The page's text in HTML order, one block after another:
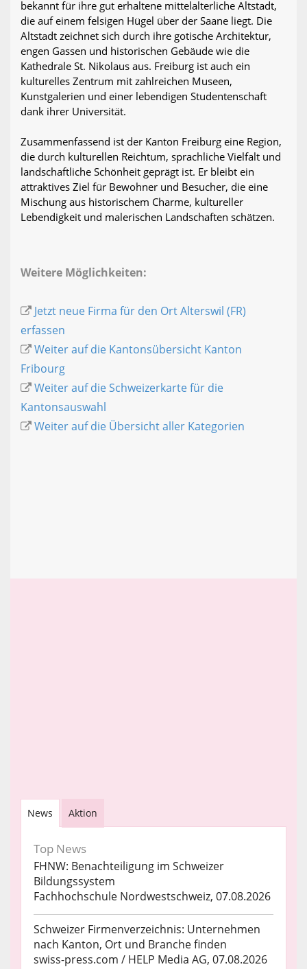
bekannt für ihre gut erhaltene mittelalterliche Altstadt,
die auf einem felsigen Hügel über der Saane liegt. Die
Altstadt zeichnet sich durch ihre gotische Architektur,
engen Gassen und historischen Gebäude wie die
Kathedrale St. Nikolaus aus. Freiburg ist auch ein
kulturelles Zentrum mit zahlreichen Museen,
Kunstgalerien und einer lebendigen Studentenschaft
dank ihrer Universität.
Zusammenfassend ist der Kanton Freiburg eine Region,
die durch kulturellen Reichtum, sprachliche Vielfalt und
landschaftliche Schönheit geprägt ist. Er bleibt ein
attraktives Ziel für Bewohner und Besucher, die eine
Mischung aus historischem Charme, kultureller
Lebendigkeit und malerischen Landschaften schätzen.
Weitere Möglichkeiten:
Jetzt neue Firma für den Ort Alterswil (FR)
erfassen
Weiter auf die Kantonsübersicht Kanton
Fribourg
Weiter auf die Schweizerkarte für die
Kantonsauswahl
Weiter auf die Übersicht aller Kategorien
News Aktion
Top News
FHNW: Benachteiligung im Schweizer
Bildungssystem
Fachhochschule Nordwestschweiz, 07.08.2026
Schweizer Firmenverzeichnis: Unternehmen
nach Kanton, Ort und Branche finden
swiss-press.com / HELP Media AG, 07.08.2026